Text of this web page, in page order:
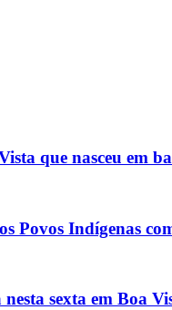
que nasceu em
Povos Indígenas
sexta em Boa